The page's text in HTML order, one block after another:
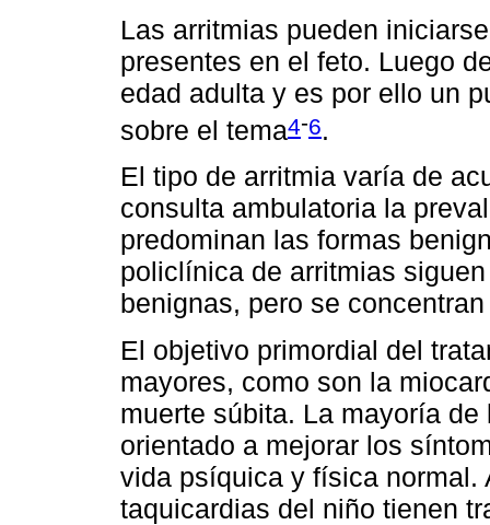
Las arritmias pueden
presentes en el feto. Luego
edad adulta y es por ello un
sobre el tema4-6.
El tipo de arritmia varía de
consulta ambulatoria la
predominan las formas
policlínica de arritmias
benignas, pero se
El objetivo primordial del
mayores, como son la
muerte súbita. La mayoría
orientado a mejorar los
vida psíquica y física normal.
taquicardias del niño tienen